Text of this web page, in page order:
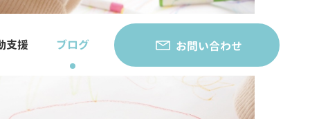
支援 ブログ お問い合わせ